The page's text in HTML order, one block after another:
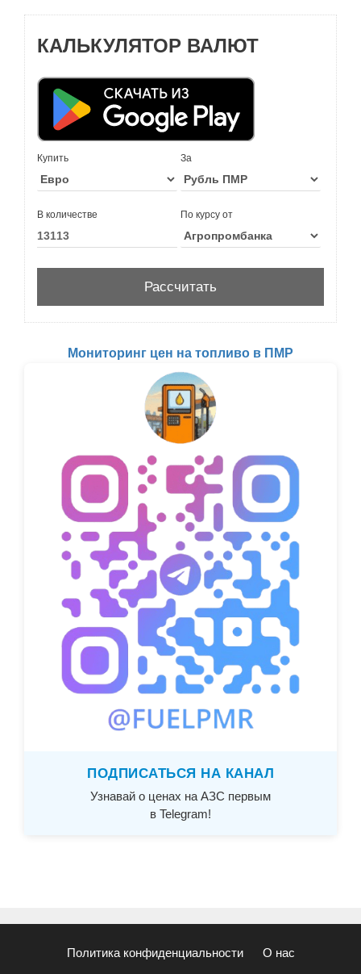
КАЛЬКУЛЯТОР ВАЛЮТ
Купить За
В количестве По курсу от
Мониторинг цен на топливо в ПМР
ПОДПИСАТЬСЯ НА КАНАЛ
Узнавай о ценах на АЗС первым
в Telegram!
Политика конфиденциальности О нас